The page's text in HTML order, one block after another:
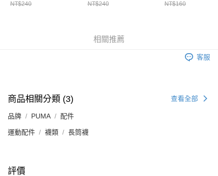
NT$240 NT$240 NT$160
相關推薦
客服
商品相關分類 (3) 查看全部
品牌 PUMA 配件
運動配件 襪類 長筒襪
評價